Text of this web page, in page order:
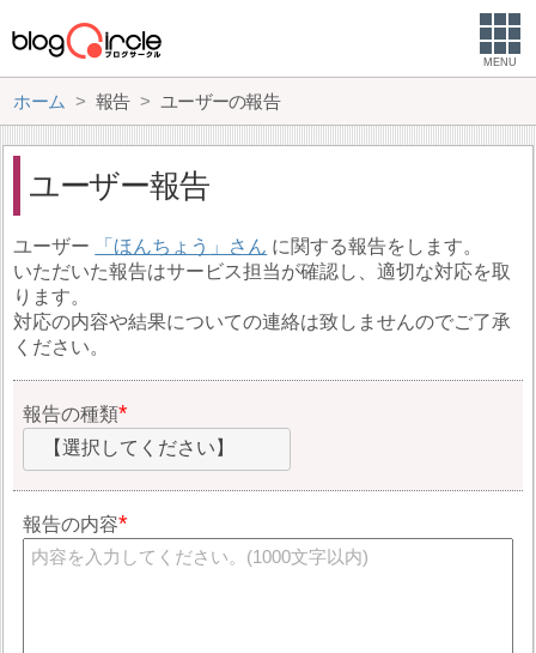
MENU
ホーム 報告 ユーザーの報告
ユーザー報告
ユーザー ほんちょう
に関する報告をします。
いただいた報告はサービス担当が確認し、適切な対応を取
ります。
対応の内容や結果についての連絡は致しませんのでご了承
ください。
報告の種類
【選択してください】
報告の内容